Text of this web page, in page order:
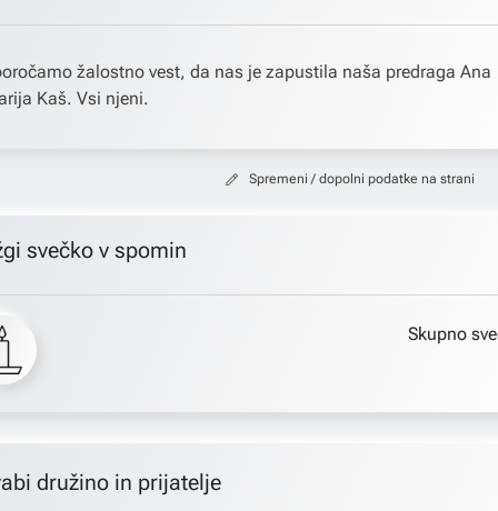
žalostno vest, da nas je zapustila naša predraga Ana
Kaš. Vsi njeni.
Spremeni / dopolni podatke na strani
svečko v spomin
Skupno
družino in prijatelje